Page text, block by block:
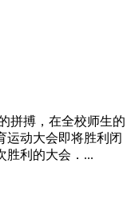
拼搏，在全校师生的
运动大会即将胜利闭
胜利的大会．...